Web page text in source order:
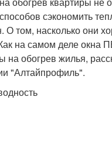
сэкономить
О том, насколько они
на самом деле окна
на обогрев жилья,
"Алтайпрофиль".